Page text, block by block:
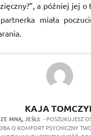
a później jej
miała
KAJA
MNĄ, JEŚLI: - POSZUKUJESZ
O KOMFORT PSYCHICZNY